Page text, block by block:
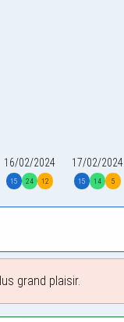
16/02/2024
15 24 12
17/02/2024
15 14 5
grand plaisir.